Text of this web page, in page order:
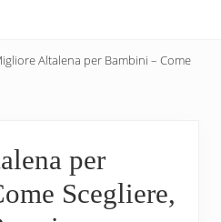
Altalena per Bambini – Come
per
Scegliere,